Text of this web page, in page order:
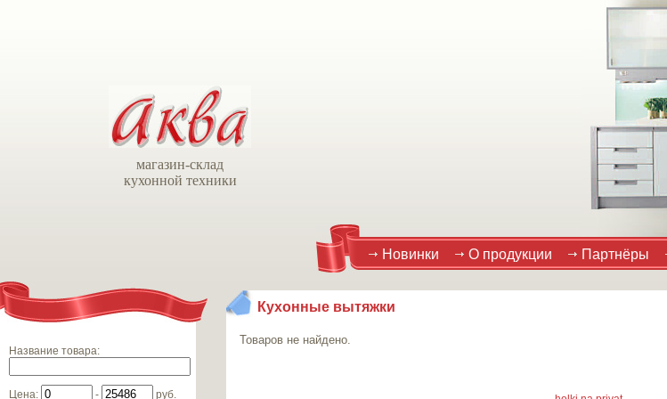
магазин-склад
кухонной техники
Новинки О продукции Партнёры
Название товара:
Цена: - руб.
Кухонные вытяжки
Товаров не найдено.